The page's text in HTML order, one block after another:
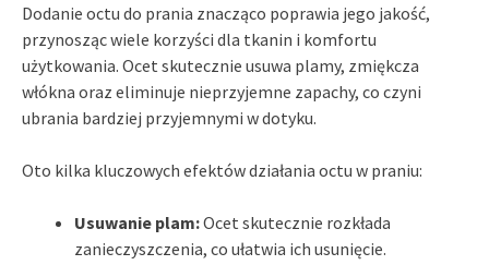
Dodanie octu do prania znacząco poprawia jego jakość,
przynosząc wiele korzyści dla tkanin i komfortu
użytkowania. Ocet skutecznie usuwa plamy, zmiękcza
włókna oraz eliminuje nieprzyjemne zapachy, co czyni
ubrania bardziej przyjemnymi w dotyku.
Oto kilka kluczowych efektów działania octu w praniu:
Usuwanie plam:Ocet skutecznie rozkłada
zanieczyszczenia, co ułatwia ich usunięcie.